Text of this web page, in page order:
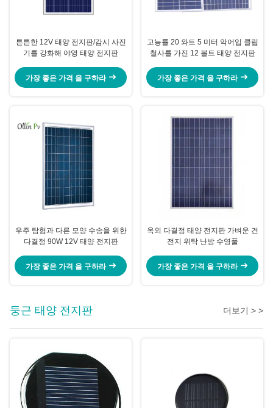
튼튼한 12V 태양 전지판/감시 사진
기를 강화해 야영 태양 전지판
가장 좋은 가격 을 구하라
고능률 20 와트 5 미터 악어입 클립
철사를 가진 12 볼트 태양 전지판
가장 좋은 가격 을 구하라
우주 탐험과 다른 모양 수송을 위한
다결정 90W 12V 태양 전지판
가장 좋은 가격 을 구하라
옥외 다결정 태양 전지판 가벼운 건
전지 위탁 난방 수영풀
가장 좋은 가격 을 구하라
둥근 태양 전지판 더보기 > >